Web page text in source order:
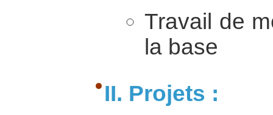
Travail de
la base
II. Projets :